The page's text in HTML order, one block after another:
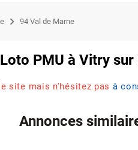
94 Val de Marne
PMU à Vitry sur
site mais n'hésitez pas à
Annonces